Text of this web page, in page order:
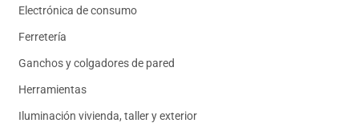
Electrónica de consumo
Ferretería
Ganchos y colgadores de pared
Herramientas
Iluminación vivienda, taller y exterior